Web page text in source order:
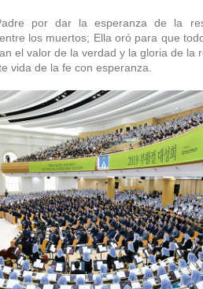
por dar la esperanza de la
los muertos; Ella oró para que
el valor de la verdad y la gloria de la
vida de la fe con esperanza.